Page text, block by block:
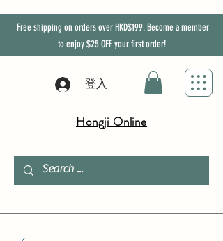
Free shipping on orders over HKD$199. Become a member
to enjoy$25 OFFyour first order!
登入
Hongji Online